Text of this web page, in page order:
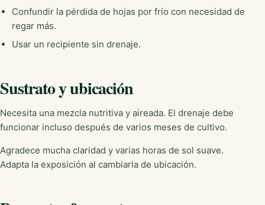
Confundir la pérdida de hojas por frío con necesidad de
regar más.
Usar un recipiente sin drenaje.
Sustrato y ubicación
Necesita una mezcla nutritiva y aireada. El drenaje debe
funcionar incluso después de varios meses de cultivo.
Agradece mucha claridad y varias horas de sol suave.
Adapta la exposición al cambiarla de ubicación.